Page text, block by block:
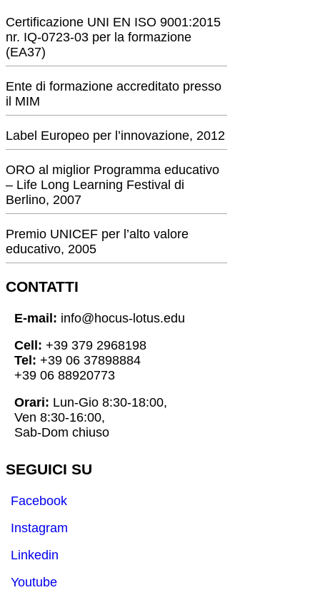
Certificazione UNI EN ISO 9001:2015
nr. IQ-0723-03 per la formazione
(EA37)
Ente di formazione accreditato presso
il MIM
Label Europeo per l’innovazione, 2012
ORO al miglior Programma educativo
– Life Long Learning Festival di
Berlino, 2007
Premio UNICEF per l’alto valore
educativo, 2005
CONTATTI
E-mail: info@hocus-lotus.edu
Cell: +39 379 2968198
Tel: +39 06 37898884
+39 06 88920773
Orari: Lun-Gio 8:30-18:00,
Ven 8:30-16:00,
Sab-Dom chiuso
SEGUICI SU
Facebook
Instagram
Linkedin
Youtube